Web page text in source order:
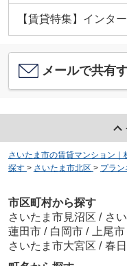
【賃貸特集】インタ
メールで共有
さいたま市の賃貸マンション
探す > さいたま市北区 > プラン
市区町村から探す
さいたま市見沼区 / さ
蓮田市 / 白岡市 / 上尾市
さいたま市大宮区 / 春